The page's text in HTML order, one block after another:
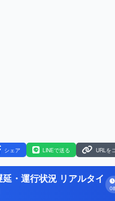
シェア LINEで送る URLを
・運行状況 リアルタイ